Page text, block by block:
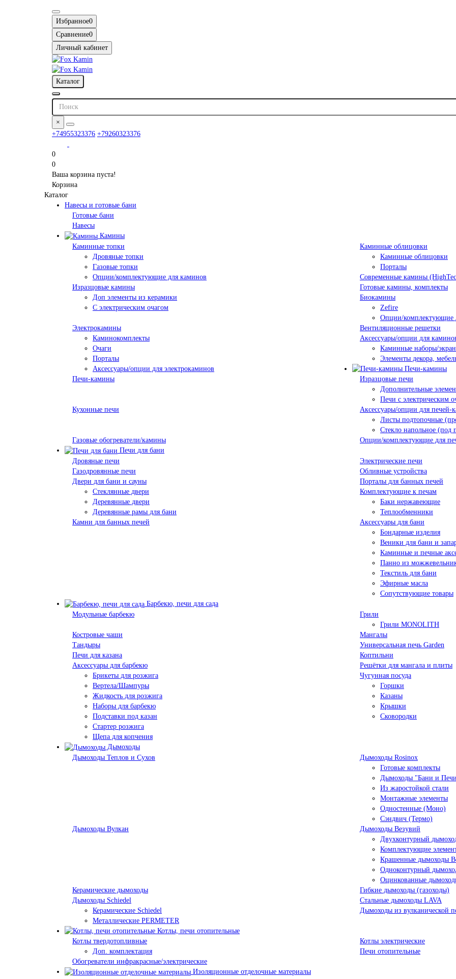
Избранное0
Сравнение0
Личный кабинет
Каталог
×
+74955323376 +79260323376
0
0
Ваша корзина пуста!
Корзина
Каталог
Навесы и готовые бани
Готовые бани
Навесы
Камины
Каминные топки
Дровяные топки
Газовые топки
Опции/комплектующие для каминов
Каминные облицовки
Каминные облицовки
Порталы
Современные камины
Изразцовые камины
Доп элементы из керамики
С электрическим очагом
Готовые камины, комплекты
Биокамины
Zefire
Опции/комплектующие
Электрокамины
Каминокомплекты
Очаги
Порталы
Аксессуары/опции для электрокаминов
Вентиляционные решетки
Аксессуары/опции для
Каминные наборы/
Элементы декора,
Печи-камины
Печи-камины
Изразцовые печи
Дополнительные
Печи с электрическим
Кухонные печи
Аксессуары/опции для печей-
Листы подтопочные
Стекло напольное (под
Газовые обогреватели/камины
Опции/комплектующие для
Печи для бани
Дровяные печи
Электрические печи
Газодровянные печи
Обливные устройства
Двери для бани и сауны
Стеклянные двери
Деревянные двери
Деревянные рамы для бани
Порталы для банных печей
Комплектующие к печам
Баки нержавеющие
Теплообменники
Камни для банных печей
Аксессуары для бани
Бондарные изделия
Веники для бани и
Каминные и печные
Панно из
Текстиль для бани
Эфирные масла
Сопутствующие товары
Барбекю, печи для сада
Модульные барбекю
Грили
Грили MONOLITH
Костровые чаши
Мангалы
Тандыры
Универсальная печь Garden
Печи для казана
Коптильни
Аксессуары для барбекю
Брикеты для розжига
Вертела/Шампуры
Жидкость для розжига
Наборы для барбекю
Подставки под казан
Стартер розжига
Щепа для копчения
Решётки для мангала и плиты
Чугунная посуда
Горшки
Казаны
Крышки
Сковородки
Дымоходы
Дымоходы Теплов и Сухов
Дымоходы Rosinox
Готовые комплекты
Дымоходы "Бани и
Из жаростойкой стали
Монтажные элементы
Одностенные (Моно)
Сэндвич (Термо)
Дымоходы Вулкан
Дымоходы Везувий
Двухконтурный
Комплектующие
Крашенные дымоходы
Одноконтурный
Оцинкованные
Керамические дымоходы
Гибкие дымоходы (газоходы)
Дымоходы Schiedel
Керамические Schiedel
Металлические PERMETER
Стальные дымоходы LAVA
Дымоходы из вулканической
Котлы, печи отопительные
Котлы твердотопливные
Доп. комплектация
Котлы электрические
Печи отопительные
Обогреватели инфракрасные/электрические
Изоляционные отделочные материалы